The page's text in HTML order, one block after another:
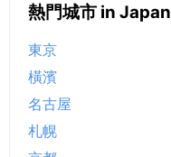
熱門城市 in Japan
東京
橫濱
名古屋
札幌